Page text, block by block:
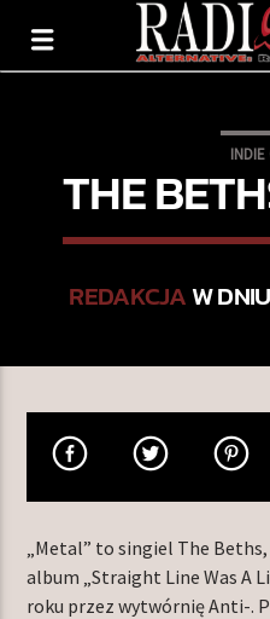
TERAZ GRAMY
LET IT ALL OUT
INDIE
THE
REDAKCJAW
„Metal” to singiel The
album „Straight Line Was A
roku przez wytwórnię Anti-.